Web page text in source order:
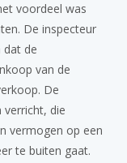
voordeel was
De inspecteur
dat de
van de
De
verricht, die
vermogen op een
te buiten gaat.